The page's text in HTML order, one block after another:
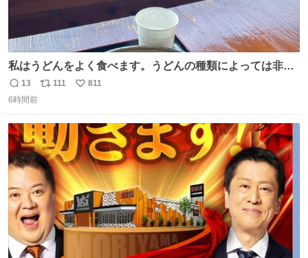
私はうどんをよく食べます。うどんの種類によっては非常
食にもなります。生うどんは消費期限が短く、冷凍うどん
は長持ちする代わりに停電に弱いので、乾麺タイプのうど
ファ化米や缶詰など、色々な非常食がありますが、うどん
もいかがでしょうか？
返
信
13
リ
ト
数
111
い
数
811
6時間前